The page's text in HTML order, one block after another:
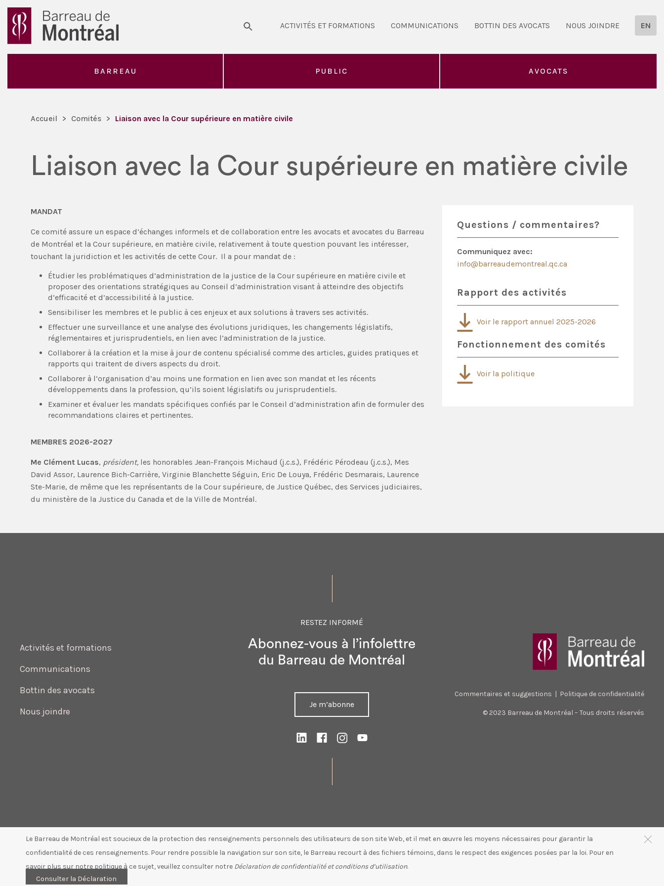
Le Barreau de Montréal est soucieux de la protection des renseignements personnels des utilisateurs de son site Web, et il met en œuvre les moyens nécessaires pour garantir la
confidentialité de ces renseignements. Pour rendre possible la navigation sur son site, le Barreau recourt à des fichiers témoins, dans le respect des exigences posées par la loi. Pour en
savoir plus sur notre politique à ce sujet, veuillez consulter notre Déclaration de confidentialité et conditions d’utilisation.
Consulter la Déclaration
ACTIVITÉS ET FORMATIONS COMMUNICATIONS BOTTIN DES AVOCATS NOUS JOINDRE EN
BARREAU PUBLIC AVOCATS
Accueil > Comités > Liaison avec la Cour supérieure en matière civile
Liaison avec la Cour supérieure en matière civile
MANDAT
Ce comité assure un espace d’échanges informels et de collaboration entre les avocats et avocates du Barreau
de Montréal et la Cour supérieure, en matière civile, relativement à toute question pouvant les intéresser,
touchant la juridiction et les activités de cette Cour. Il a pour mandat de :
Étudier les problématiques d’administration de la justice de la Cour supérieure en matière civile et
proposer des orientations stratégiques au Conseil d’administration visant à atteindre des objectifs
d’efficacité et d’accessibilité à la justice.
Sensibiliser les membres et le public à ces enjeux et aux solutions à travers ses activités.
Effectuer une surveillance et une analyse des évolutions juridiques, les changements législatifs,
réglementaires et jurisprudentiels, en lien avec l’administration de la justice.
Collaborer à la création et la mise à jour de contenu spécialisé comme des articles, guides pratiques et
rapports qui traitent de divers aspects du droit.
Collaborer à l’organisation d’au moins une formation en lien avec son mandat et les récents
développements dans la profession, qu’ils soient législatifs ou jurisprudentiels.
Examiner et évaluer les mandats spécifiques confiés par le Conseil d’administration afin de formuler des
recommandations claires et pertinentes.
MEMBRES 2026-2027
Me Clément Lucas, président, les honorables Jean-François Michaud (j.c.s.), Frédéric Pérodeau (j.c.s.), Mes
David Assor, Laurence Bich-Carrière, Virginie Blanchette Séguin, Eric De Louya, Frédéric Desmarais, Laurence
Ste-Marie, de même que les représentants de la Cour supérieure, de Justice Québec, des Services judiciaires,
du ministère de la Justice du Canada et de la Ville de Montréal.
Questions / commentaires?
Communiquez avec:
info@barreaudemontreal.qc.ca
Rapport des activités
Voir le rapport annuel 2025-2026
Fonctionnement des comités
Voir la politique
Activités et formations
Communications
Bottin des avocats
Nous joindre
RESTEZ INFORMÉ
Abonnez-vous à l’infolettre
du Barreau de Montréal
Je m’abonne
Commentaires et suggestions | Politique de confidentialité
© 2023 Barreau de Montréal – Tous droits réservés